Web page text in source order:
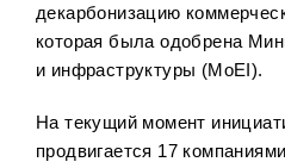
декарбонизацию
которая была одобрена
и инфраструктуры (MoEI).
На текущий момент
продвигается 17